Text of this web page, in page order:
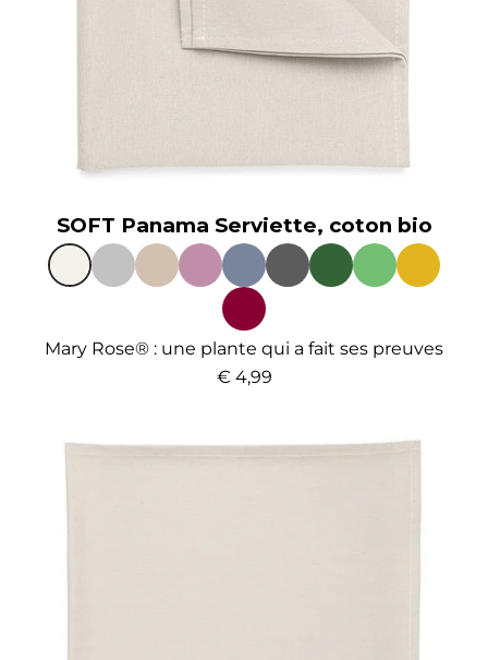
SOFT Panama Serviette, coton bio
Mary Rose® : une plante qui a fait ses preuves
€ 4,99